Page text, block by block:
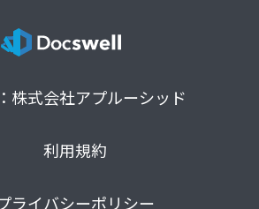
株式会社アプルーシッド
利用規約
ライバシーポリシー